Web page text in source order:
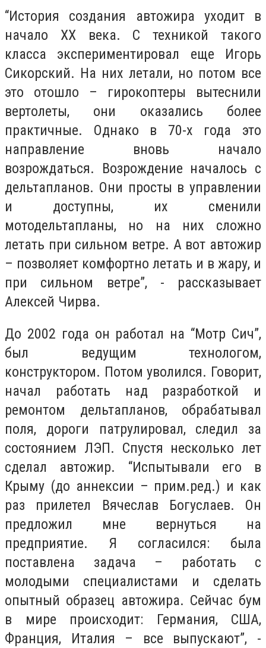
“История создания автожира уходит в
начало ХХ века. С техникой такого
класса экспериментировал еще Игорь
Сикорский. На них летали, но потом все
это отошло – гирокоптеры вытеснили
вертолеты, они оказались более
практичные. Однако в 70-х года это
направление вновь начало
возрождаться. Возрождение началось с
дельтапланов. Они просты в управлении
и доступны, их сменили
мотодельтапланы, но на них сложно
летать при сильном ветре. А вот автожир
– позволяет комфортно летать и в жару, и
при сильном ветре”, - рассказывает
Алексей Чирва.
До 2002 года он работал на “Мотр Сич”,
был ведущим технологом,
конструктором. Потом уволился. Говорит,
начал работать над разработкой и
ремонтом дельтапланов, обрабатывал
поля, дороги патрулировал, следил за
состоянием ЛЭП. Спустя несколько лет
сделал автожир. “Испытывали его в
Крыму (до аннексии – прим.ред.) и как
раз прилетел Вячеслав Богуслаев. Он
предложил мне вернуться на
предприятие. Я согласился: была
поставлена задача – работать с
молодыми специалистами и сделать
опытный образец автожира. Сейчас бум
в мире происходит: Германия, США,
Франция, Италия – все выпускают”, -